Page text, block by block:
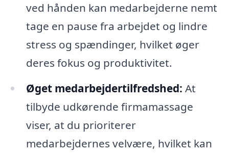
ved hånden kan medarbejderne nemt
tage en pause fra arbejdet og lindre
stress og spændinger, hvilket øger
deres fokus og produktivitet.
Øget medarbejdertilfredshed: At
tilbyde udkørende firmamassage
viser, at du prioriterer
medarbejdernes velvære, hvilket kan